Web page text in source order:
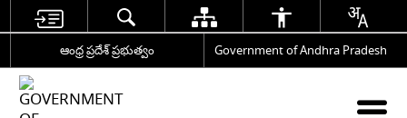
ఆంధ్ర ప్రదేశ్ ప్రభుత్వం Government of Andhra Pradesh